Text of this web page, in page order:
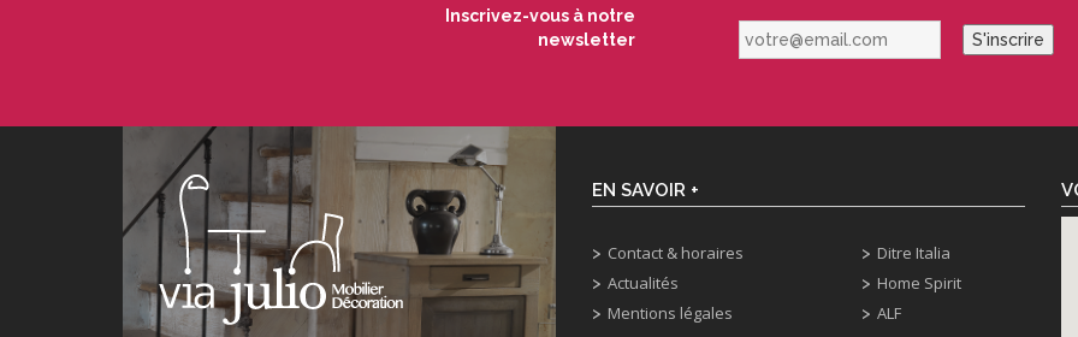
Inscrivez-vous à notre
newsletter
votre@email.com S'inscrire
EN SAVOIR +
Contact & horaires
Actualités
Mentions légales
Ditre Italia
Home Spirit
ALF